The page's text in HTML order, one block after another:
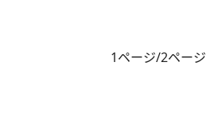
1ページ/2ページ